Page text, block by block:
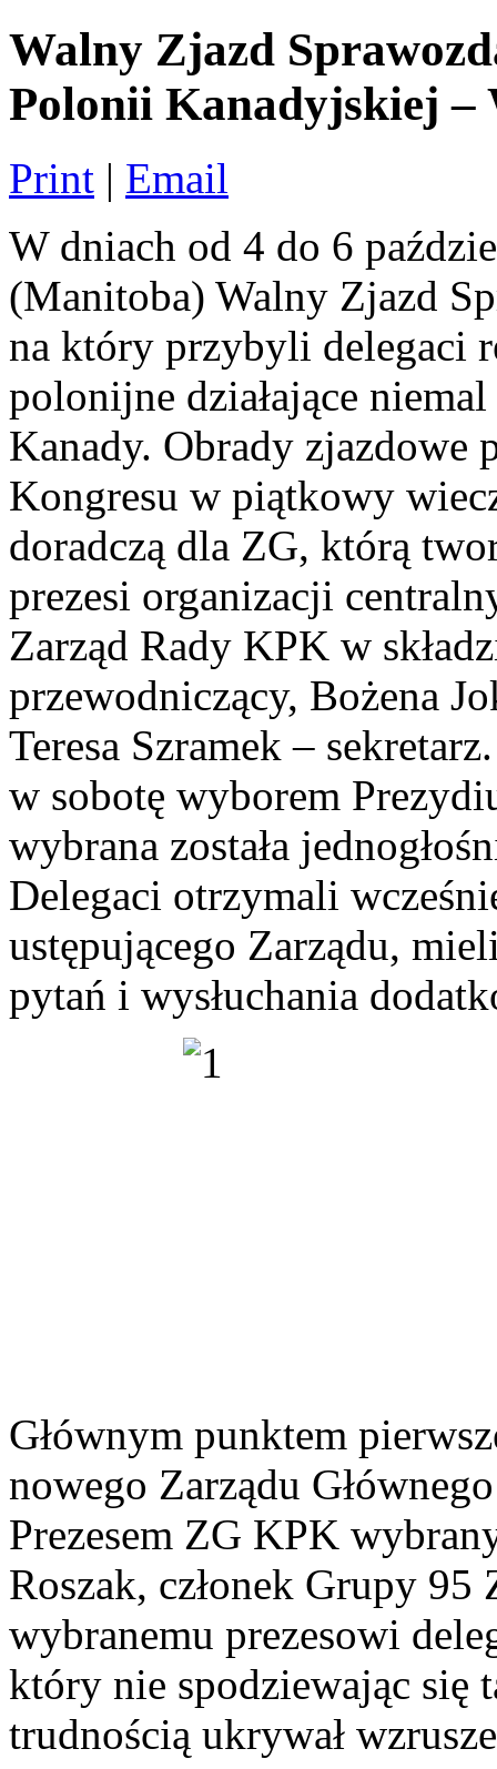
Walny Zjazd
Polonii Kanadyjskiej –
Print | Email
W dniach od 4 do 6
(Manitoba) Walny Zjazd
na który przybyli delegaci
polonijne działające
Kanady. Obrady zjazdowe
Kongresu w piątkowy
doradczą dla ZG, którą
prezesi organizacji
Zarząd Rady KPK w
przewodniczący, Bożena
Teresa Szramek –
w sobotę wyborem
wybrana została
Delegaci otrzymali
ustępującego Zarządu,
pytań i wysłuchania
Głównym punktem
nowego Zarządu
Prezesem ZG KPK
Roszak, członek Grupy
wybranemu prezesowi
który nie spodziewając się
trudnością ukrywał